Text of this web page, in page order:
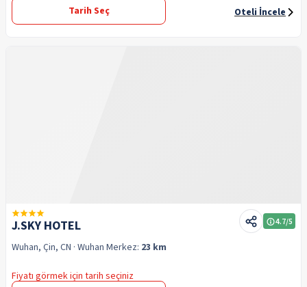
Tarih Seç
Oteli İncele
J.SKY HOTEL 4.7/5
Wuhan, Çin, CN · Wuhan Merkez: 23 km
Fiyatı görmek için tarih seçiniz